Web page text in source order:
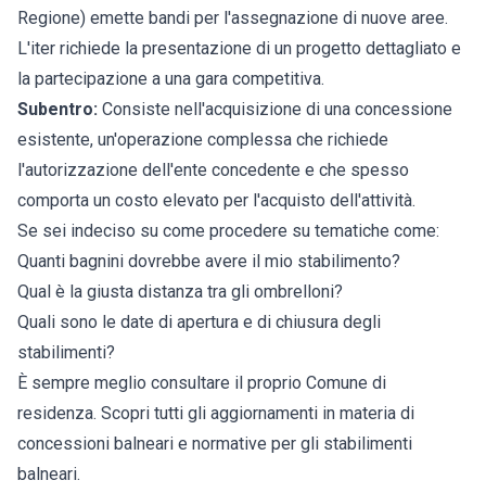
Regione) emette bandi per l'assegnazione di nuove aree.
L'iter richiede la presentazione di un progetto dettagliato e
la partecipazione a una gara competitiva.
Subentro: Consiste nell'acquisizione di una concessione
esistente, un'operazione complessa che richiede
l'autorizzazione dell'ente concedente e che spesso
comporta un costo elevato per l'acquisto dell'attività.
Se sei indeciso su come procedere su tematiche come:
Quanti bagnini dovrebbe avere il mio stabilimento?
Qual è la giusta distanza tra gli ombrelloni?
Quali sono le date di apertura e di chiusura degli
stabilimenti?
È sempre meglio consultare il proprio Comune di
residenza. Scopri tutti gli aggiornamenti in materia di
concessioni balneari e normative per gli stabilimenti
balneari.